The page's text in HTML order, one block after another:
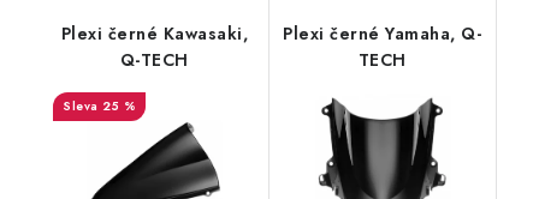
Plexi černé Kawasaki,
Q-TECH
25 %
Plexi černé Yamaha, Q-
TECH